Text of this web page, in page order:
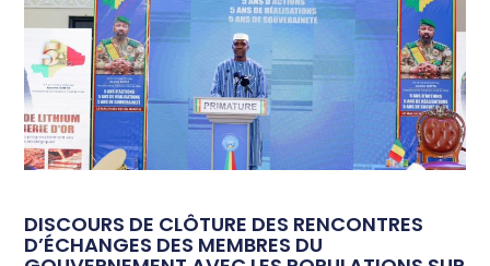
DISCOURS DE CLÔTURE DES RENCONTRES
D’ÉCHANGES DES MEMBRES DU